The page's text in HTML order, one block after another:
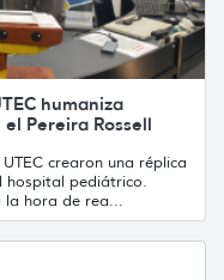
humaniza
Pereira Rossell
crearon una réplica
hospital pediátrico.
la hora de rea...